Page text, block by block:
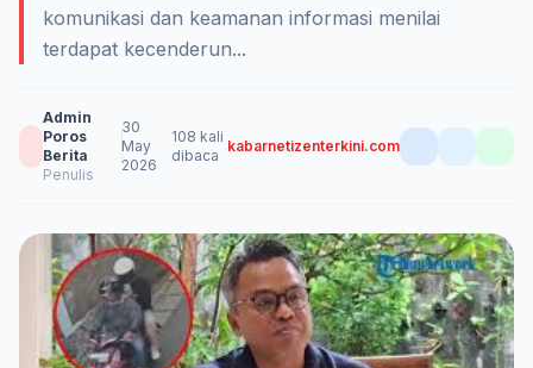
komunikasi dan keamanan informasi menilai
terdapat kecenderun...
Admin
Poros
Berita
Penulis
30
May
2026
108 kali
dibaca
kabarnetizenterkini.com